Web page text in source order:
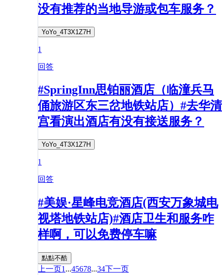
没有推荐的当地导游或包车服务？
YoYo_4T3X1Z7H
1
回答
#SpringInn思铂丽酒店（临潼兵马
俑旅游区东三岔地铁站店）#去华清
宫看演出酒店有没有接送服务？
YoYo_4T3X1Z7H
1
回答
#美娱·星峰电竞酒店(西安万象城电
视塔地铁站店)#酒店卫生和服务咋
样啊，可以免费停车嘛
點點不酷
上一页1 ...45678...34下一页